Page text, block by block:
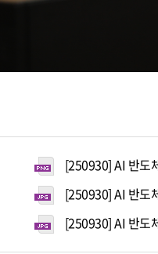
[250930] AI 반도
[250930] AI 반도
[250930] AI 반도